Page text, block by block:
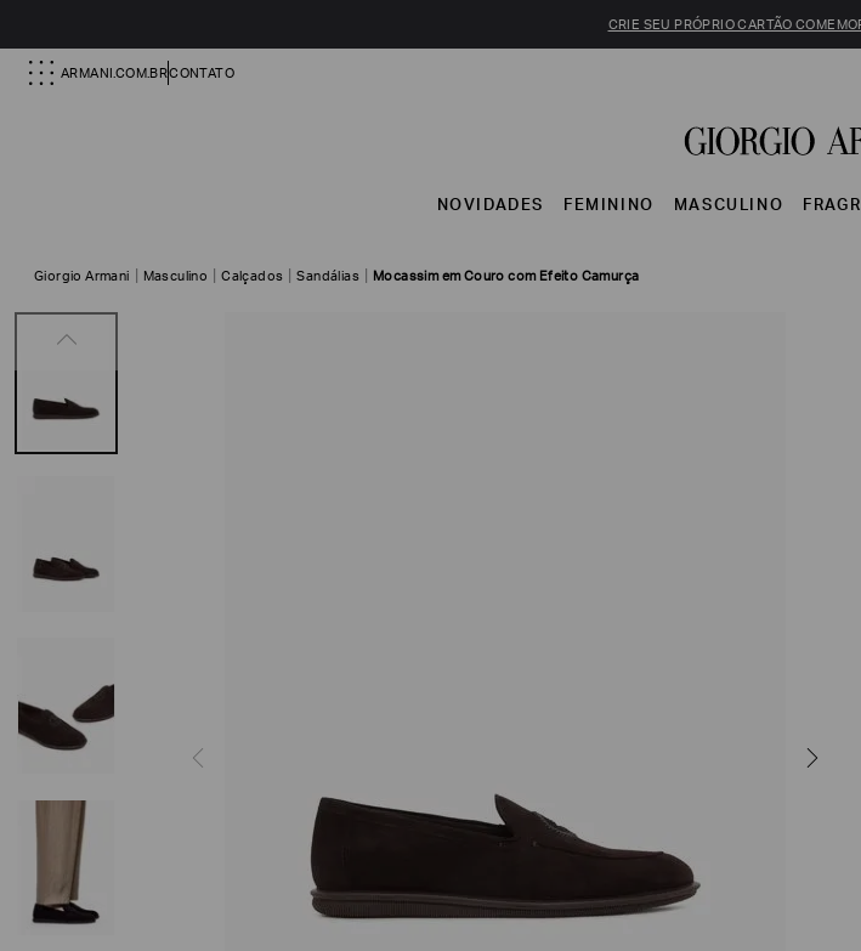
CRIE SEU PRÓPRIO CARTÃO
ARMANI.COM.BRCONTATO
NOVIDADES FEMININO MASCULINO
Giorgio Armani Masculino Calçados Sandálias Mocassim em Couro com Efeito Camurça